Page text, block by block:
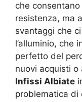
che
resistenza, ma
svantaggi che
l’alluminio, che
perfetto del
nuovi acquisti o
Infissi Albiate
problematica di